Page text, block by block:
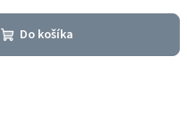
Do košíka